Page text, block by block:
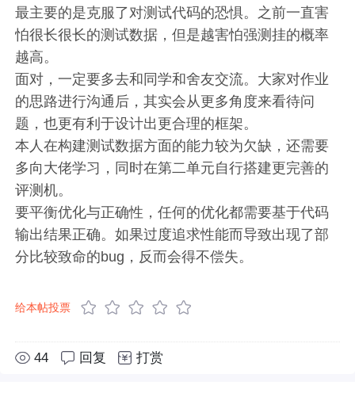
最主要的是克服了对测试代码的恐惧。之前一直害
怕很长很长的测试数据，但是越害怕强测挂的概率
越高。
面对，一定要多去和同学和舍友交流。大家对作业
的思路进行沟通后，其实会从更多角度来看待问
题，也更有利于设计出更合理的框架。
本人在构建测试数据方面的能力较为欠缺，还需要
多向大佬学习，同时在第二单元自行搭建更完善的
评测机。
要平衡优化与正确性，任何的优化都需要基于代码
输出结果正确。如果过度追求性能而导致出现了部
分比较致命的bug，反而会得不偿失。
给本帖投票
44 回复 打赏